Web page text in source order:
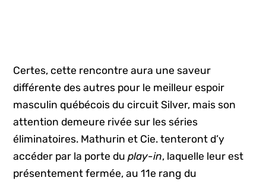
Certes, cette rencontre aura une saveur
différente des autres pour le meilleur espoir
masculin québécois du circuit Silver, mais son
attention demeure rivée sur les séries
éliminatoires. Mathurin et Cie. tenteront d’y
accéder par la porte duplay-in, laquelle leur est
présentement fermée, au 11e rang du